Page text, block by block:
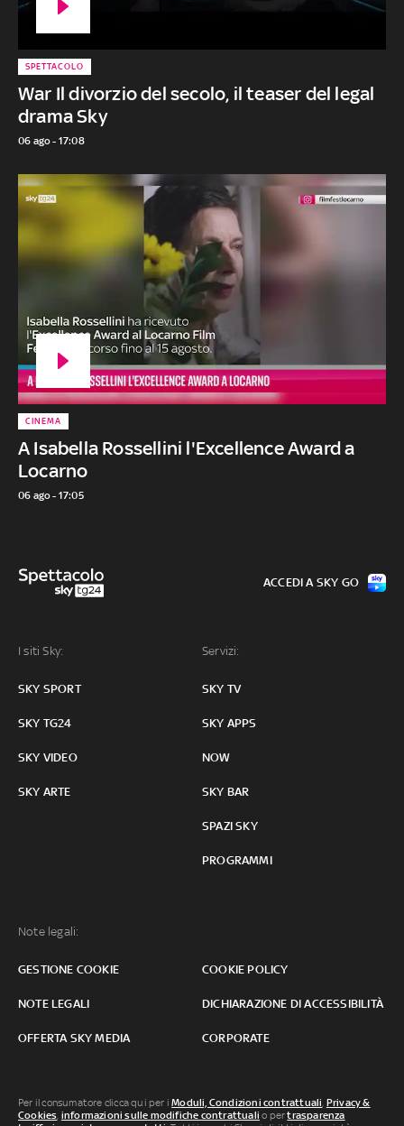
War Il divorzio del secolo, il teaser del legal
drama Sky
SPETTACOLO
06 ago - 17:08
A Isabella Rossellini l'Excellence Award a
Locarno
CINEMA
06 ago - 17:05
I siti Sky:
SKY SPORT
SKY TG24
SKY VIDEO
SKY ARTE
Servizi:
SKY TV
SKY APPS
NOW
SKY BAR
SPAZI SKY
PROGRAMMI
Note legali:
GESTIONE COOKIE COOKIE POLICY
NOTE LEGALI DICHIARAZIONE DI ACCESSIBILITÀ
OFFERTA SKY MEDIA CORPORATE
ACCEDI A SKY GO
Per il consumatore clicca qui per iModuli, Condizioni contrattuali Privacy &
Cookies informazioni sulle modifiche contrattuali o pertrasparenza